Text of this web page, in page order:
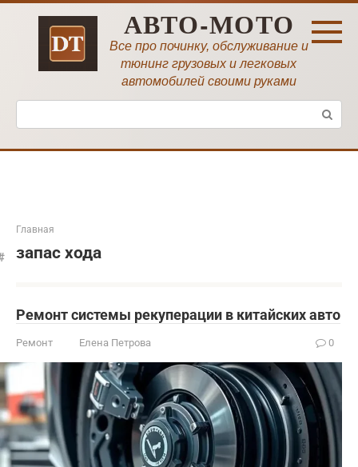
Перейти
АВТО-МОТО
Все про починку, обслуживание и
тюнинг грузовых и легковых
автомобилей своими руками
Поиск:
Главная
запас хода
Ремонт системы рекуперации в китайских авто
Ремонт Елена Петрова 0